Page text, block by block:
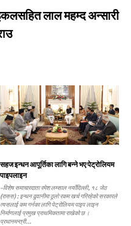
लाल महम्द अन्सारी
सहज इन्धन आपूर्तिका लागि बन्ने भए पेट्रोलियम
पाइपलाइन
–विशेष समाचारदाता रमेश लम्साल नयाँदिल्ली, १८ जेठ
(रासस) : इन्धन ढुवानीमा ठूलो रकम खर्च गरिरहेको सरकारले
त्यसलाई कम गर्नका लागि पेट्रोलियम पाइप लाइन
निर्माणलाई प्रमुख प्राथमिकतामा राखेको छ ।
प्रधानमन्त्री...